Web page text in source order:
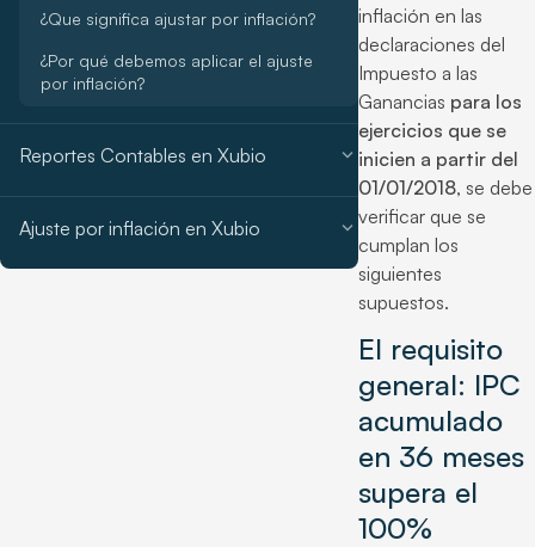
¿Que significa ajustar por inflación?
¿Por qué debemos aplicar el ajuste
por inflación?
Reportes Contables en Xubio expand_more
Ajuste por inflación en Xubio expand_more
inflación en las
declaraciones del
Impuesto a las
Ganancias para los
ejercicios que se
inicien a partir del
01/01/2018, se debe
verificar que se
cumplan los
siguientes
supuestos.
El requisito
general: IPC
acumulado
en 36 meses
supera el
100%